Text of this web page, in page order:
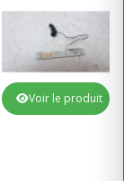
Voir le produit